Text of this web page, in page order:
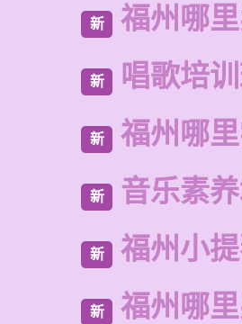
新 福州哪
新 唱歌培
新 福州哪
新 音乐素
新 福州小
新 福州哪